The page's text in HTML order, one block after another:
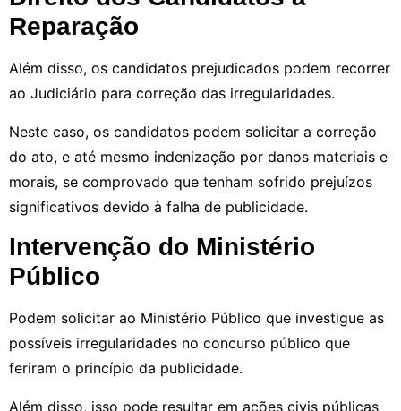
Reparação
Além disso, os candidatos prejudicados podem recorrer
ao Judiciário para correção das irregularidades.
Neste caso, os candidatos podem solicitar a correção
do ato, e até mesmo indenização por danos materiais e
morais, se comprovado que tenham sofrido prejuízos
significativos devido à falha de publicidade.
Intervenção do Ministério
Público
Podem solicitar ao Ministério Público que investigue as
possíveis irregularidades no concurso público que
feriram o princípio da publicidade.
Além disso, isso pode resultar em ações civis públicas